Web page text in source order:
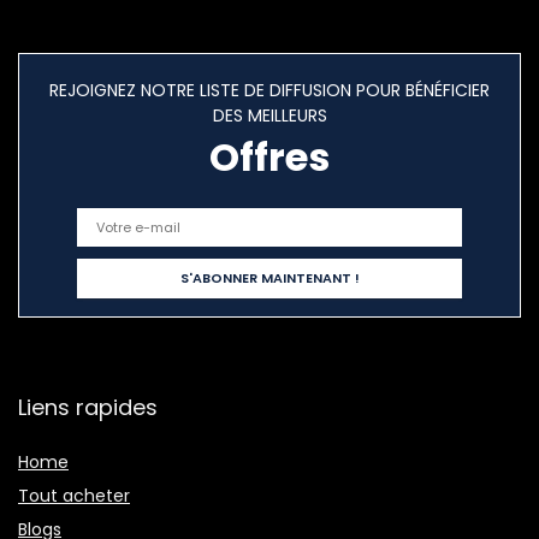
REJOIGNEZ NOTRE LISTE DE DIFFUSION POUR BÉNÉFICIER
DES MEILLEURS
Offres
Liens rapides
Home
Tout acheter
Blogs